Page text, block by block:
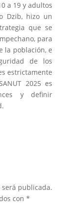
a 19 y adultos
Dzib, hizo un
que se
para
la población, e
de los
estrictamente
2025 es
y definir
publicada.
con *